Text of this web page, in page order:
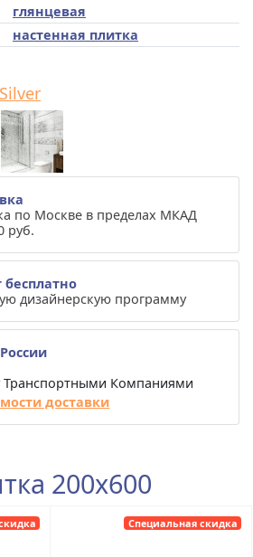
глянцевая
настенная плитка
по Москве в пределах МКАД
руб.
бесплатно
дизайнерскую программу
Транспортными Компаниями
доставки
200x600
Специальная скидка